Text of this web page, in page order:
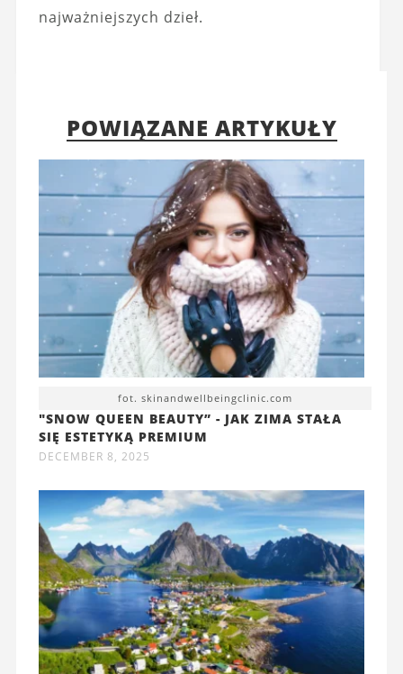
najważniejszych dzieł.
POWIĄZANE ARTYKUŁY
fot. skinandwellbeingclinic.com
"SNOW QUEEN BEAUTY” - JAK ZIMA STAŁA
SIĘ ESTETYKĄ PREMIUM
DECEMBER 8, 2025